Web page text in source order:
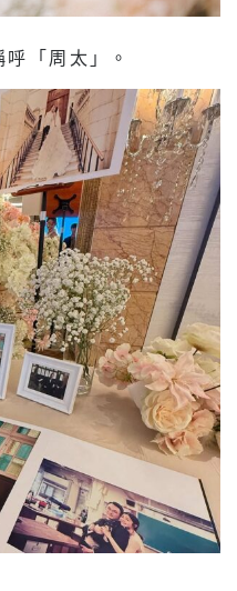
「周太」。